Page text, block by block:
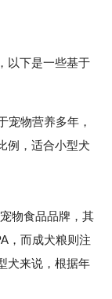
以下是一些基于
宠物营养多年，
例，适合小型犬
物食品品牌，其
，而成犬粮则注
犬来说，根据年